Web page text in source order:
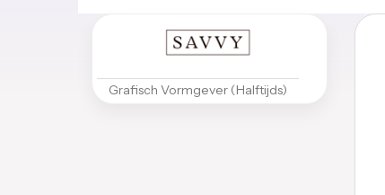
Grafisch Vormgever (Halftijds)